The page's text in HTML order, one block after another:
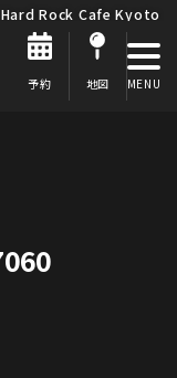
Hard Rock Cafe Kyoto
予約 地図